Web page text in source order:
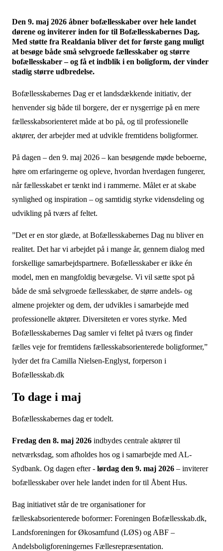
Den 9. maj 2026 åbner bofællesskaber over hele landet
dørene og inviterer inden for til Bofællesskabernes Dag.
Med støtte fra Realdania bliver det for første gang muligt
at besøge både små selvgroede fællesskaber og større
bofællesskaber – og få et indblik i en boligform, der vinder
stadig større udbredelse.
Bofællesskabernes Dag er et landsdækkende initiativ, der
henvender sig både til borgere, der er nysgerrige på en mere
fællesskabsorienteret måde at bo på, og til professionelle
aktører, der arbejder med at udvikle fremtidens boligformer.
På dagen – den 9. maj 2026 – kan besøgende møde beboerne,
høre om erfaringerne og opleve, hvordan hverdagen fungerer,
når fællesskabet er tænkt ind i rammerne. Målet er at skabe
synlighed og inspiration – og samtidig styrke vidensdeling og
udvikling på tværs af feltet.
”Det er en stor glæde, at Bofællesskabernes Dag nu bliver en
realitet. Det har vi arbejdet på i mange år, gennem dialog med
forskellige samarbejdspartnere. Bofællesskaber er ikke én
model, men en mangfoldig bevægelse. Vi vil sætte spot på
både de små selvgroede fællesskaber, de større andels- og
almene projekter og dem, der udvikles i samarbejde med
professionelle aktører. Diversiteten er vores styrke. Med
Bofællesskabernes Dag samler vi feltet på tværs og finder
fælles veje for fremtidens fællesskabsorienterede boligformer,”
lyder det fra Camilla Nielsen-Englyst, forperson i
Bofællesskab.dk
To dage i maj
Bofællesskabernes dag er todelt.
Fredag den 8. maj 2026indbydes centrale aktører til
netværksdag, som afholdes hos og i samarbejde med AL-
Sydbank. Og dagen efter - lørdag den 9. maj 2026– inviterer
bofællesskaber over hele landet inden for til Åbent Hus.
Bag initiativet står de tre organisationer for
fælleskabsorienterede boformer: Foreningen Bofællesskab.dk,
Landsforeningen for Økosamfund (LØS) og ABF –
Andelsboligforeningernes Fællesrepræsentation.